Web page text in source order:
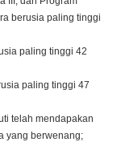
berusia paling tinggi
paling tinggi 42
paling tinggi 47
telah mendapakan
yang berwenang;